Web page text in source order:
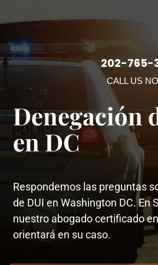
202-765-
CALL US
Denegación
en DC
Respondemos las preguntas
de DUI en Washington DC. En
nuestro abogado certificado
orientará en su caso.